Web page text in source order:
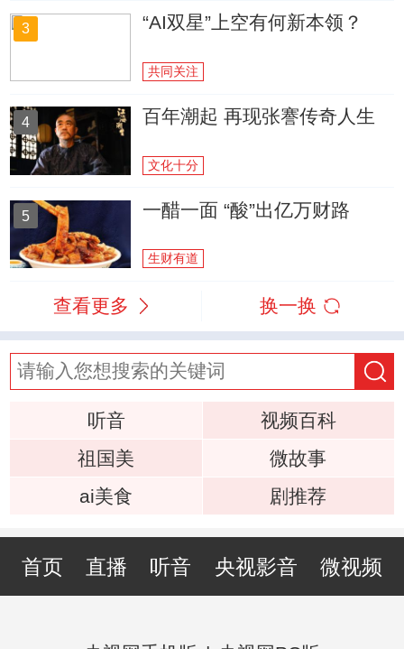
3 “AI双星”上空有何新本领？
共同关注
4 百年潮起 再现张謇传奇人生
文化十分
5 一醋一面 “酸”出亿万财路
生财有道
查看更多 换一换
听音
视频百科
祖国美
微故事
ai美食
剧推荐
首页 直播 听音 央视影音 微视频